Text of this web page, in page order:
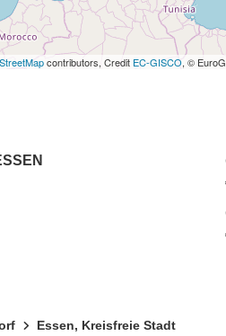
contributors, Credit EC-GISCO, ©
Essen, Kreisfreie Stadt